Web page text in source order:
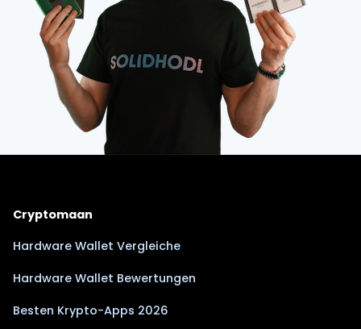
Cryptomaan
Hardware Wallet Vergleiche
Hardware Wallet Bewertungen
Besten Krypto-Apps 2026